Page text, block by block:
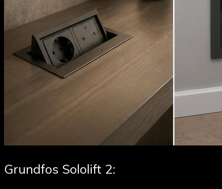
Grundfos Sololift 2: